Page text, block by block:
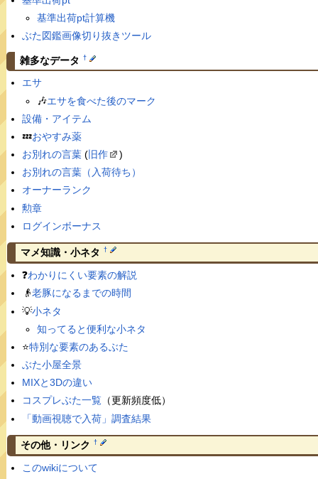
基準出荷pt計算機
ぶた図鑑画像切り抜きツール
雑多なデータ †
エサ
🎶エサを食べた後のマーク
設備・アイテム
💤おやすみ薬
お別れの言葉(旧作
)
お別れの言葉（入荷待ち）
オーナーランク
勲章
ログインボーナス
マメ知識・小ネタ †
❓わかりにくい要素の解説
👴老豚になるまでの時間
💡小ネタ
知ってると便利な小ネタ
⭐️特別な要素のあるぶた
ぶた小屋全景
MIXと3Dの違い
コスプレぶた一覧（更新頻度低）
「動画視聴で入荷」調査結果
その他・リンク †
このwikiについて